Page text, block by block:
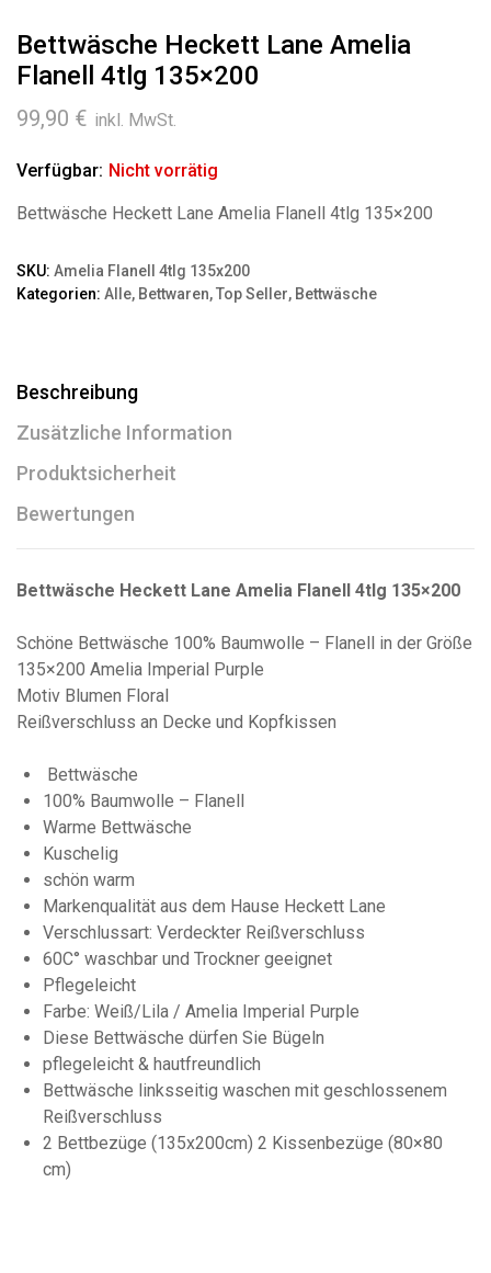
Bettwäsche Heckett Lane Amelia
Flanell 4tlg 135×200
99,90 € inkl. MwSt.
Verfügbar: Nicht vorrätig
Bettwäsche Heckett Lane Amelia Flanell 4tlg 135×200
SKU: Amelia Flanell 4tlg 135x200
Kategorien: Alle, Bettwaren,Top Seller, Bettwäsche
Beschreibung
Zusätzliche Information
Produktsicherheit
Bewertungen
Bettwäsche Heckett Lane Amelia Flanell 4tlg 135×200
Schöne Bettwäsche 100% Baumwolle – Flanell in der Größe
135×200 Amelia Imperial Purple
Motiv Blumen Floral
Reißverschluss an Decke und Kopfkissen
Bettwäsche
100% Baumwolle – Flanell
Warme Bettwäsche
Kuschelig
schön warm
Markenqualität aus dem Hause Heckett Lane
Verschlussart: Verdeckter Reißverschluss
60C° waschbar und Trockner geeignet
Pflegeleicht
Farbe: Weiß/Lila / Amelia Imperial Purple
Diese Bettwäsche dürfen Sie Bügeln
pflegeleicht & hautfreundlich
Bettwäsche linksseitig waschen mit geschlossenem
Reißverschluss
2 Bettbezüge (135x200cm) 2 Kissenbezüge (80×80
cm)